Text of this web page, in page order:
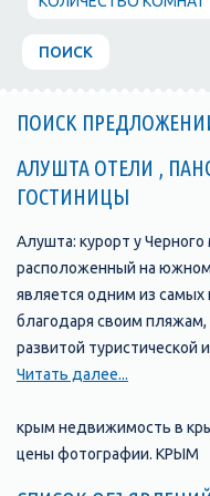
ПОИСК
ПОИСК
АЛУШТА ОТЕЛИ ,
ГОСТИНИЦЫ
Алушта: курорт у
расположенный на
является одним из
благодаря своим
развитой туристической
в 1837 году и с тех пор
пансионатов,
предлагают своим
широкий выбор услуг.
Читать далее...
крым недвижимость в
цены фотографии. КРЫМ